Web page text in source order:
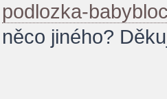
podlozka-
něco jiného?